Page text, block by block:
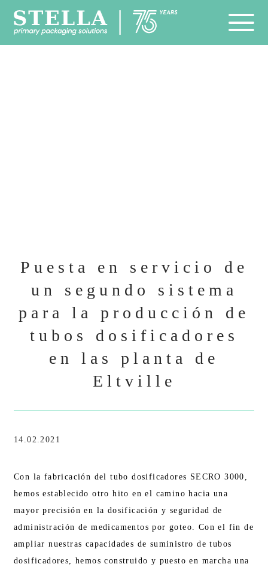
Puesta en servicio de
un segundo sistema
para la producción de
tubos dosificadores
en las planta de
Eltville
14.02.2021
Con la fabricación del tubo dosificadores SECRO 3000,
hemos establecido otro hito en el camino hacia una
mayor precisión en la dosificación y seguridad de
administración de medicamentos por goteo. Con el fin de
ampliar nuestras capacidades de suministro de tubos
dosificadores, hemos construido y puesto en marcha una